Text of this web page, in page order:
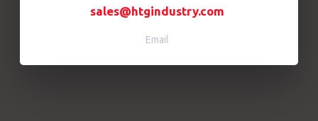
sales@htgindustry.com
Email